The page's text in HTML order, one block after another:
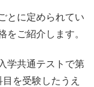
とに定められてい
をご紹介します。
学共通テストで第
を受験したうえ